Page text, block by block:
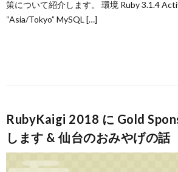
策について紹介します。 環境 Ruby 3.1.4
“Asia/Tokyo” MySQL […]
RubyKaigi 2018 に Gold
します & 仙台のおみやげの話